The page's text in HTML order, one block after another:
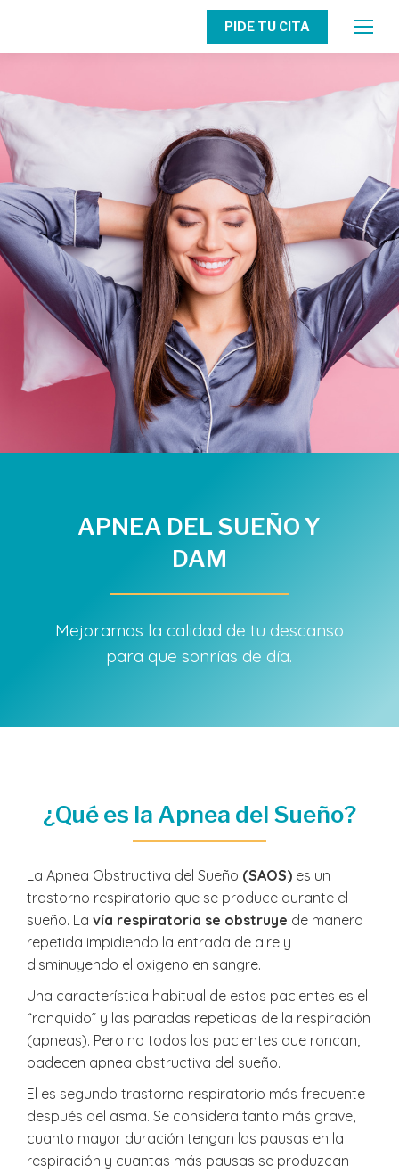
PIDE TU CITA
APNEA DEL SUEÑO Y
DAM
Mejoramos la calidad de tu descanso
para que sonrías de día.
¿Qué es la Apnea del Sueño?
La Apnea Obstructiva del Sueño (SAOS) es un
trastorno respiratorio que se produce durante el
sueño. La vía respiratoria se obstruye de manera
repetida impidiendo la entrada de aire y
disminuyendo el oxigeno en sangre.
Una característica habitual de estos pacientes es el
“ronquido” y las paradas repetidas de la respiración
(apneas). Pero no todos los pacientes que roncan,
padecen apnea obstructiva del sueño.
El es segundo trastorno respiratorio más frecuente
después del asma. Se considera tanto más grave,
cuanto mayor duración tengan las pausas en la
respiración y cuantas más pausas se produzcan